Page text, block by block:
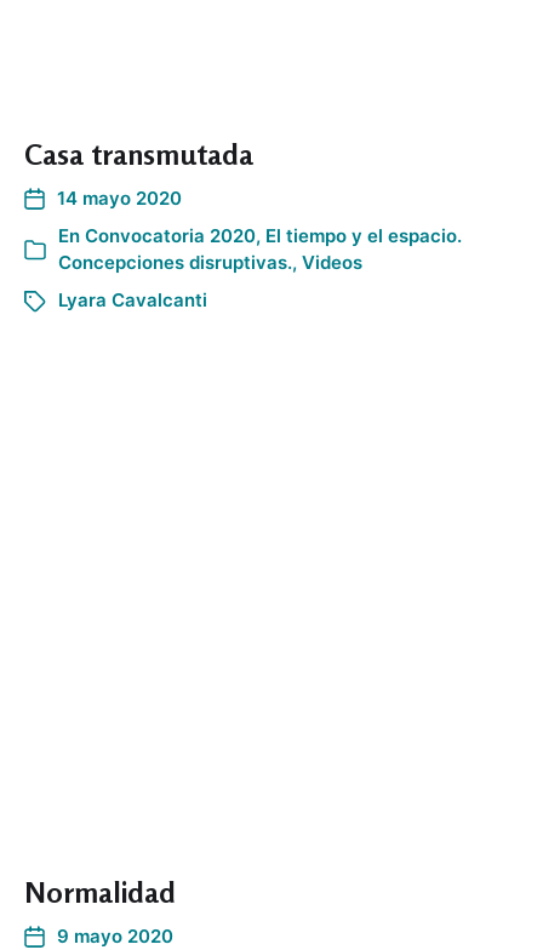
Casa transmutada
14 mayo 2020
En Convocatoria 2020, El tiempo y el espacio.
Concepciones disruptivas., Videos
Lyara Cavalcanti
Normalidad
9 mayo 2020